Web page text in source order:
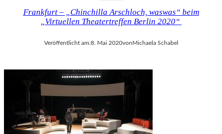
Frankfurt – „Chinchilla Arschloch, waswas“ beim
„Virtuellen Theatertreffen Berlin 2020“
Veröffentlicht am:8. Mai 2020vonMichaela Schabel